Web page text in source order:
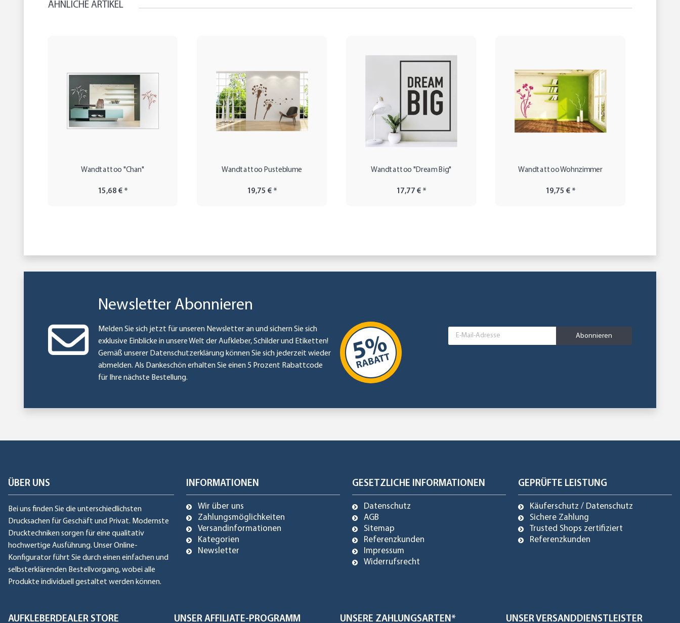
ÄHNLICHE ARTIKEL
Wandtattoo "Chan"
15,68 € *
Wandtattoo Pusteblume
19,75 € *
Wandtattoo "Dream Big"
17,77 € *
Wandtattoo Wohnzimmer
19,75 € *
Newsletter Abonnieren
Melden Sie sich jetzt für unseren Newsletter an und sichern Sie sich
exklusive Einblicke in unsere Welt der Aufkleber, Schilder und Etiketten!
Gemäß unserer Datenschutzerklärungkönnen Sie sich jederzeit wieder
abmelden. Als Dankeschön erhalten Sie einen 5 Prozent Rabattcode
für Ihre nächste Bestellung.
Abonnieren
ÜBER UNS
Bei uns finden Sie die unterschiedlichsten
Drucksachen für Geschäft und Privat. Modernste
Drucktechniken sorgen für eine qualitativ
hochwertige Ausführung. Unser Online-
Konfigurator führt Sie durch einen einfachen und
selbsterklärenden Bestellvorgang, wobei alle
Produkte individuell gestaltet werden können.
INFORMATIONEN
Wir über uns
Zahlungsmöglichkeiten
Versandinformationen
Kategorien
Newsletter
GESETZLICHE INFORMATIONEN
Datenschutz
AGB
Sitemap
Referenzkunden
Impressum
Widerrufsrecht
GEPRÜFTE LEISTUNG
Käuferschutz / Datenschutz
Sichere Zahlung
Trusted Shops zertifiziert
Referenzkunden
AUFKLEBERDEALER STORE UNSER AFFILIATE-PROGRAMM UNSERE ZAHLUNGSARTEN* UNSER VERSANDDIENSTLEISTER